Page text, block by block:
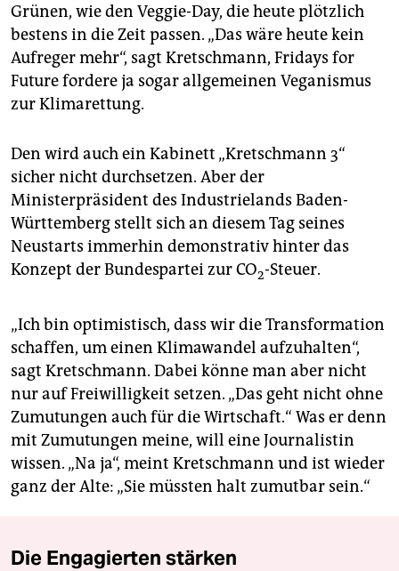
Grünen, wie den Veggie-Day, die heute plötzlich
bestens in die Zeit passen. „Das wäre heute kein
Aufreger mehr“, sagt Kretschmann, Fridays for
Future fordere ja sogar allgemeinen Veganismus
zur Klimarettung.
Den wird auch ein Kabinett „Kretschmann 3“
sicher nicht durchsetzen. Aber der
Ministerpräsident des Industrielands Baden-
Württemberg stellt sich an diesem Tag seines
Neustarts immerhin demonstrativ hinter das
Konzept der Bundespartei zur CO2-Steuer.
„Ich bin optimistisch, dass wir die Transformation
schaffen, um einen Klimawandel aufzuhalten“,
sagt Kretschmann. Dabei könne man aber nicht
nur auf Freiwilligkeit setzen. „Das geht nicht ohne
Zumutungen auch für die Wirtschaft.“ Was er denn
mit Zumutungen meine, will eine Journalistin
wissen. „Na ja“, meint Kretschmann und ist wieder
ganz der Alte: „Sie müssten halt zumutbar sein.“
Die Engagierten stärken